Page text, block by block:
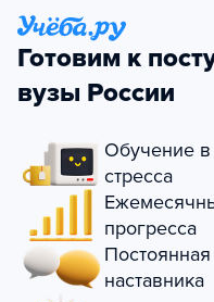
Готовим к
вузы России
Обучение
стресса
прогресса
наставника